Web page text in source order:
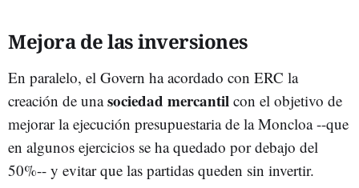
Mejora de las inversiones
En paralelo, el Govern ha acordado con ERC la
creación de unasociedad mercantil con el objetivo de
mejorar la ejecución presupuestaria de la Moncloa --que
en algunos ejercicios se ha quedado por debajo del
50%-- y evitar que las partidas queden sin invertir.